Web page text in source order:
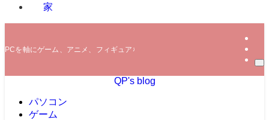
家
PCを軸にゲーム、アニメ、フィギュアなどの情報を発信していきます。
QP's blog
パソコン
ゲーム